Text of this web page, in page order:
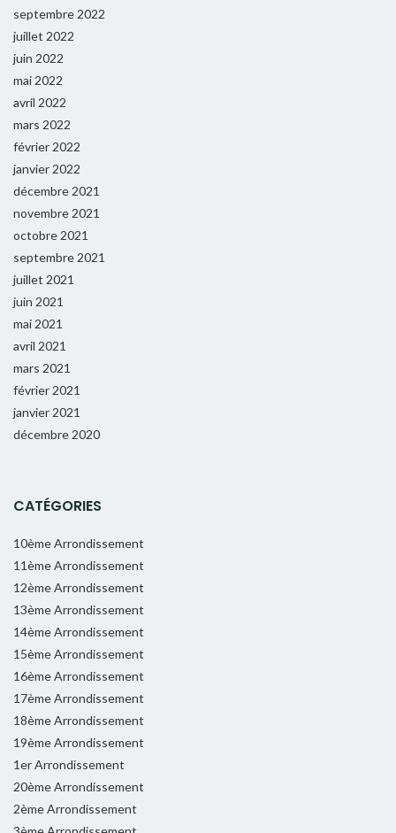
septembre 2022
juillet 2022
juin 2022
mai 2022
avril 2022
mars 2022
février 2022
janvier 2022
décembre 2021
novembre 2021
octobre 2021
septembre 2021
juillet 2021
juin 2021
mai 2021
avril 2021
mars 2021
février 2021
janvier 2021
décembre 2020
CATÉGORIES
10ème Arrondissement
11ème Arrondissement
12ème Arrondissement
13ème Arrondissement
14ème Arrondissement
15ème Arrondissement
16ème Arrondissement
17ème Arrondissement
18ème Arrondissement
19ème Arrondissement
1er Arrondissement
20ème Arrondissement
2ème Arrondissement